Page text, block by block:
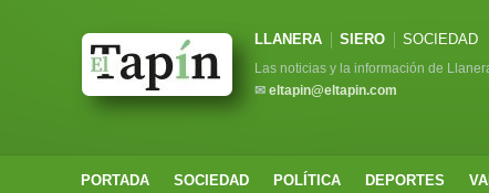
LLANERA SIERO SOCIEDAD
Las noticias y la información de
✉ eltapin@eltapin.com
PORTADA SOCIEDAD POLÍTICA DEPORTES